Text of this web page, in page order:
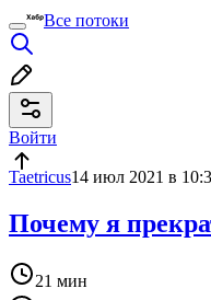
Все потоки
Войти
Taetricus14 июл 2021 в
Почему я
21 мин